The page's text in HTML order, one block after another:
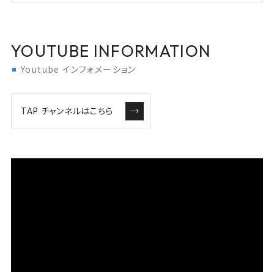
YOUTUBE INFORMATION
Youtube インフォメーション
TAP チャンネルはこちら